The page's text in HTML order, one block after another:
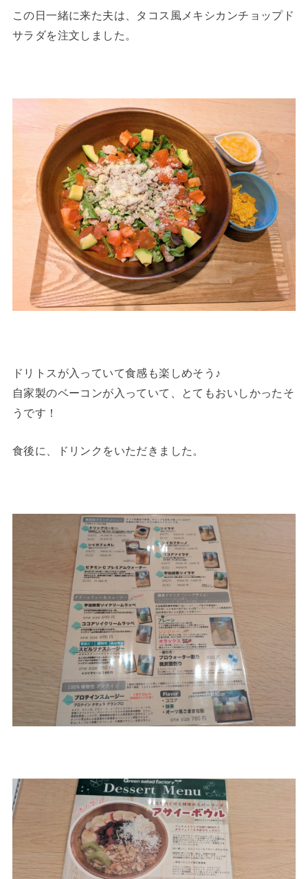
この日一緒に来た夫は、タコス風メキシカンチョップド
サラダを注文しました。
ドリトスが入っていて食感も楽しめそう♪
自家製のベーコンが入っていて、とてもおいしかったそ
うです！
食後に、ドリンクをいただきました。